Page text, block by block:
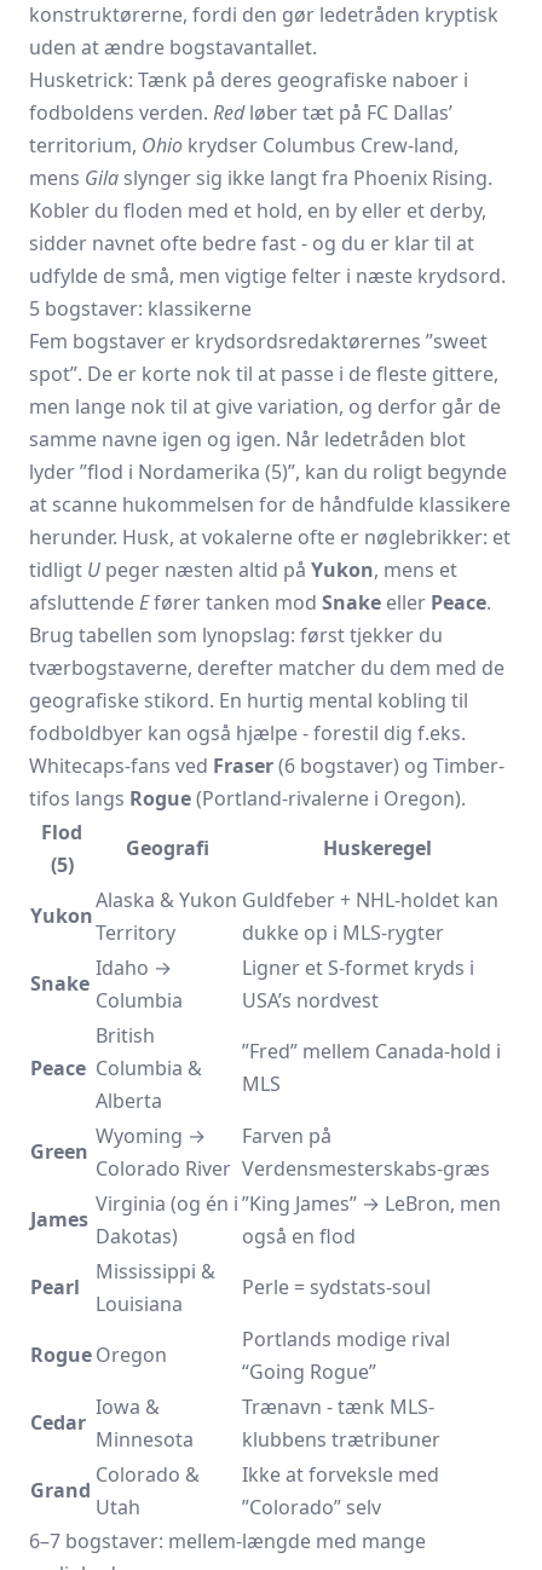
konstruktørerne, fordi den gør ledetråden kryptisk
uden at ændre bogstavantallet.
Huske­trick: Tænk på deres geografiske naboer i
fodboldens verden. Redløber tæt på FC Dallas’
territorium, Ohio krydser Columbus Crew-land,
mens Gila slynger sig ikke langt fra Phoenix Rising.
Kobler du floden med et hold, en by eller et derby,
sidder navnet ofte bedre fast - og du er klar til at
udfylde de små, men vigtige felter i næste krydsord.
5 bogstaver: klassikerne
Fem bogstaver er krydsordsredaktørernes ”sweet
spot”. De er korte nok til at passe i de fleste gittere,
men lange nok til at give variation, og derfor går de
samme navne igen og igen. Når ledetråden blot
lyder ”flod i Nordamerika (5)”, kan du roligt begynde
at scanne hukommelsen for de håndfulde klassikere
herunder. Husk, at vokalerne ofte er nøglebrikker: et
tidligt U peger næsten altid på Yukon, mens et
afsluttendeEfører tanken mod Snake eller Peace.
Brug tabellen som lynopslag: først tjekker du
tværbogstaverne, derefter matcher du dem med de
geografiske stikord. En hurtig mental kobling til
fodboldbyer kan også hjælpe - forestil dig f.eks.
Whitecaps-fans ved Fraser(6 bogstaver) og Timber-
tifos langs Rogue(Portland-rivalerne i Oregon).
Flod
(5)
Geografi Huske­regel
Yukon
Alaska & Yukon
Territory
Guldfeber + NHL-holdet kan
dukke op i MLS-rygter
Snake
Idaho →
Columbia
Ligner et S-formet kryds i
USA’s nordvest
Peace
British
Columbia &
Alberta
”Fred” mellem Canada-hold i
MLS
Green
Wyoming →
Colorado River
Farven på
Verdensmesterskabs-græs
James
Virginia (og én i
Dakotas)
”King James” → LeBron, men
også en flod
Pearl
Mississippi &
Louisiana
Perle = syd­stats-soul
RogueOregon
Portlands modige rival
“Going Rogue”
Cedar
Iowa &
Minnesota
Trænavn - tænk MLS-
klubbens trætribuner
Grand
Colorado &
Utah
Ikke at forveksle med
”Colorado” selv
6–7 bogstaver: mellem-længde med mange